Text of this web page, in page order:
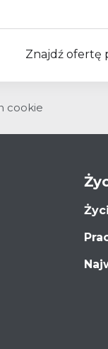
Znajdź ofertę
cookie